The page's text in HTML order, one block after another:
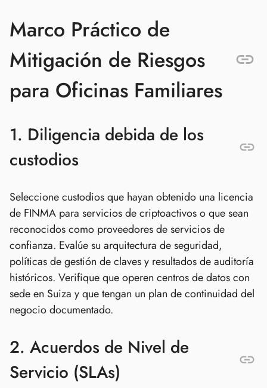
Marco Práctico de
Mitigación de Riesgos
para Oficinas Familiares
1. Diligencia debida de los
custodios
Seleccione custodios que hayan obtenido una licencia
de FINMA para servicios de criptoactivos o que sean
reconocidos como proveedores de servicios de
confianza. Evalúe su arquitectura de seguridad,
políticas de gestión de claves y resultados de auditoría
históricos. Verifique que operen centros de datos con
sede en Suiza y que tengan un plan de continuidad del
negocio documentado.
2. Acuerdos de Nivel de
Servicio (SLAs)